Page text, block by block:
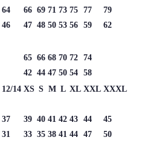
64 66 69 71 73 75 77
79
46 47 48 50 53 56 59
62
65 66 68 70 72 74
42 44 47 50 54 58
12/14 XS S M L XL XXL XXXL
37 39 40 41 42 43 44
45
31 33 35 38 41 44 47
50